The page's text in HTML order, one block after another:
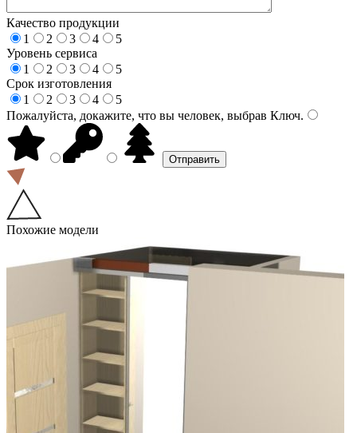
Качество продукции
1
2 3 4
5
Уровень сервиса
1
2 3 4
5
Срок изготовления
1
2 3 4
5
Пожалуйста, докажите, что вы человек, выбрав Ключ.
Похожие модели